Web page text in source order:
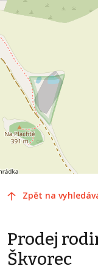
Zpět na
Prodej
Škvorec